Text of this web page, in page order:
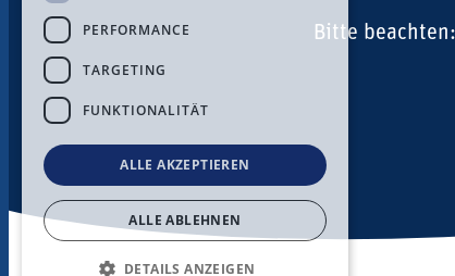
Bitte
PERFORMANCE
TARGETING
FUNKTIONALITÄT
ALLE AKZEPTIEREN
ALLE ABLEHNEN
DETAILS ANZEIGEN